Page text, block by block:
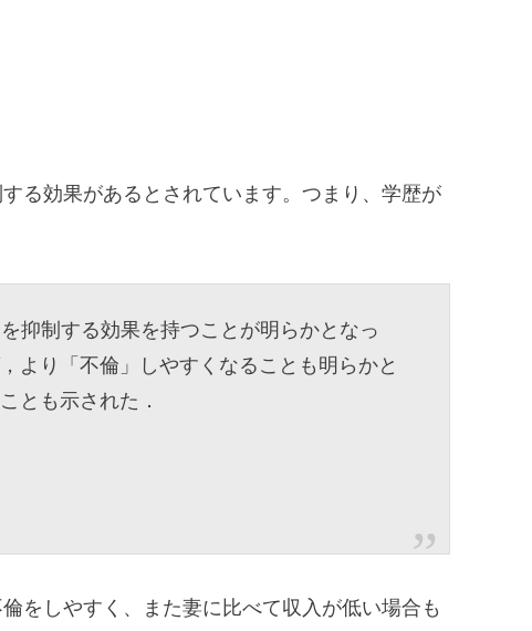
る効果があるとされています。つまり、学歴が
抑制する効果を持つことが明らかとなっ
より「不倫」しやすくなることも明らかと
とも示された．
をしやすく、また妻に比べて収入が低い場合も